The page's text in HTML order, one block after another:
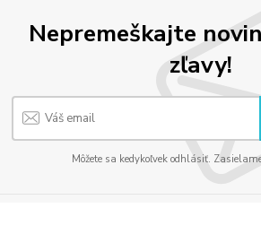
Nepremeškajte
zľavy!
Môžete sa kedykoľvek odhlásiť.